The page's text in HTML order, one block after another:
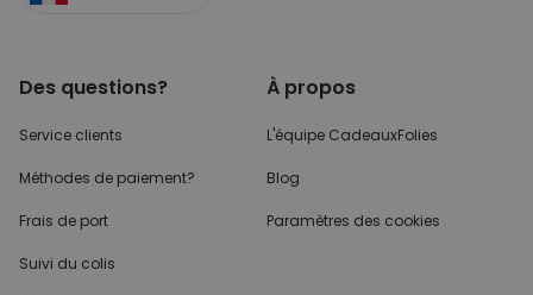
Des questions?
Service clients
Méthodes de paiement?
Frais de port
Suivi du colis
À propos
L'équipe CadeauxFolies
Blog
Paramètres des cookies